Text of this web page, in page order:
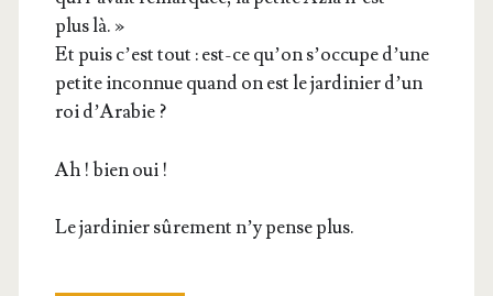
plus là. »
Et puis c’est tout : est-ce qu’on s’oc­cupe d’une
petite incon­nue quand on est le jar­di­nier d’un
roi d’Arabie ?
Ah ! bien oui !
Le jar­di­nier sûre­ment n’y pense plus.